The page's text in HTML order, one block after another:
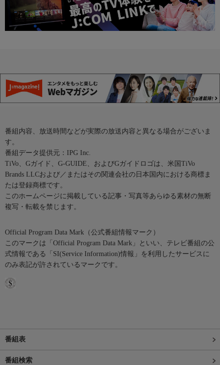
番組内容、放送時間などが実際の放送内容と異なる場合がございま
す。
番組データ提供元：IPG Inc.
TiVo、Gガイド、G-GUIDE、およびGガイドロゴは、米国TiVo
Brands LLCおよび／またはその関連会社の日本国内における商標ま
たは登録商標です。
このホームページに掲載している記事・写真等あらゆる素材の無断
複写・転載を禁じます。
Official Program Data Mark（公式番組情報マーク）
このマークは「Official Program Data Mark」といい、テレビ番組の公
式情報である「SI(Service Information)情報」を利用したサービスに
のみ表記が許されているマークです。
番組表
番組検索